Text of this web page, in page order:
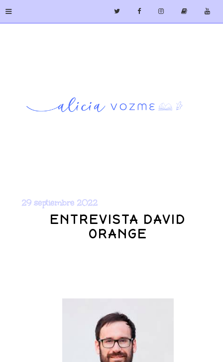
≡
29 septiembre 2022
ENTREVISTA DAVID
ORANGE